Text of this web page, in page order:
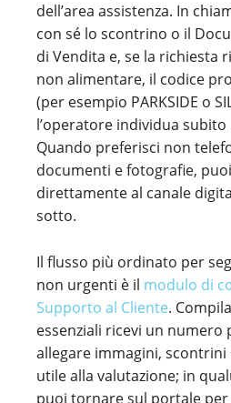
dell’area assistenza. In
con sé lo scontrino o il
di Vendita e, se la richiesta
non alimentare, il codice
(per esempio PARKSIDE o
l’operatore individua
Quando preferisci non
documenti e fotografie,
direttamente al canale
sotto.
Il flusso più ordinato per
non urgenti è il modulo di
Supporto al Cliente.
essenziali ricevi un numero
allegare immagini,
utile alla valutazione; in
puoi tornare sul portale per